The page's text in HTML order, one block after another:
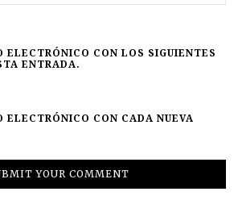
ELECTRÓNICO CON LOS SIGUIENTES
ENTRADA.
ELECTRÓNICO CON CADA NUEVA